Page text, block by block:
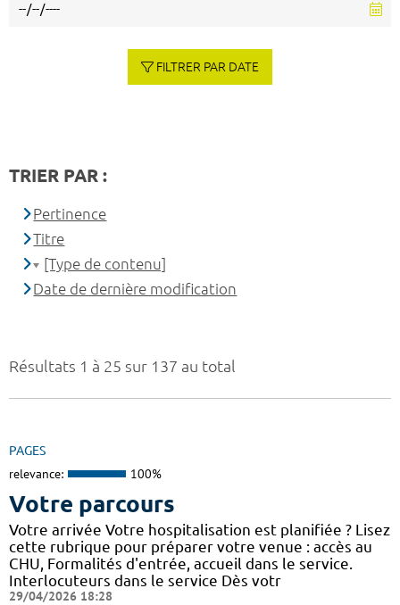
Résultats 1 à 25 sur 137 au total
PAGES
relevance: 100%
Votre parcours
Votre arrivée Votre hospitalisation est planifiée ? Lisez
cette rubrique pour préparer votre venue : accès au
CHU, Formalités d'entrée, accueil dans le service.
Interlocuteurs dans le service Dès votr
29/04/2026 18:28
FILTRER PAR DATE
TRIER PAR :
Pertinence
Titre
[Type de contenu]
Date de dernière modification